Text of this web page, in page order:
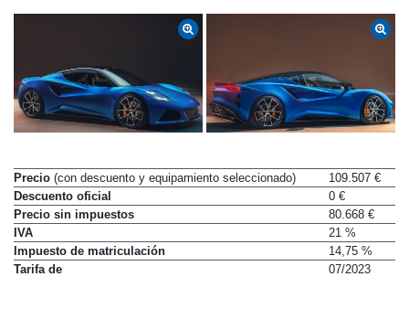
Precio (con descuento y equipamiento seleccionado)
109.507 €
Descuento oficial
0 €
Precio sin impuestos
80.668 €
IVA
21 %
Impuesto de matriculación
14,75 %
Tarifa de
07/2023